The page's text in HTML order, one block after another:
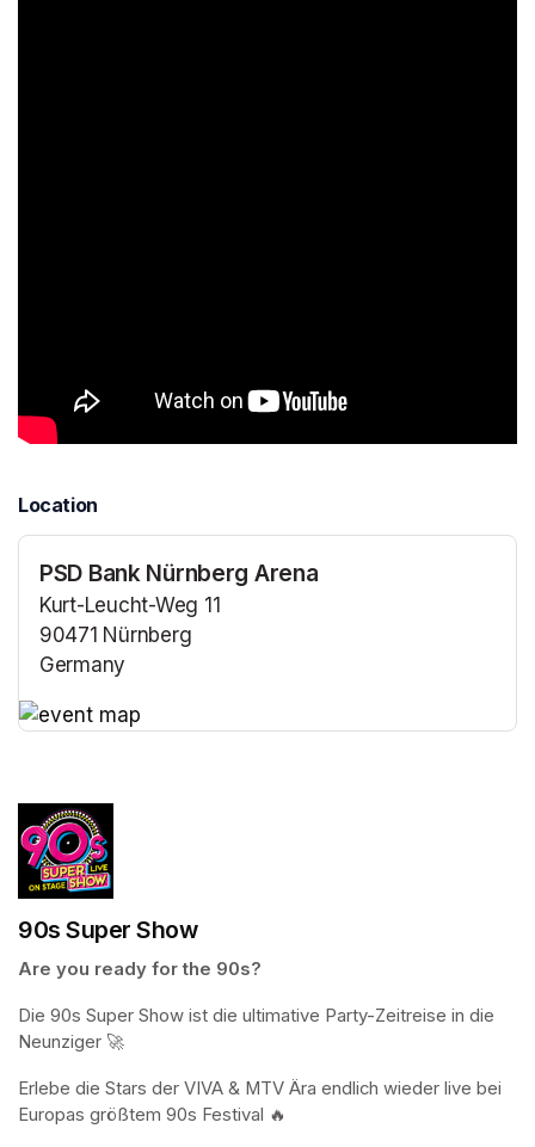
Location
PSD Bank Nürnberg Arena
Kurt-Leucht-Weg 11
90471 Nürnberg
Germany
90s Super Show
Are you ready for the 90s?
Die 90s Super Show ist die ultimative Party-Zeitreise in die
Neunziger 🚀
Erlebe die Stars der VIVA & MTV Ära endlich wieder live bei
Europas größtem 90s Festival 🔥